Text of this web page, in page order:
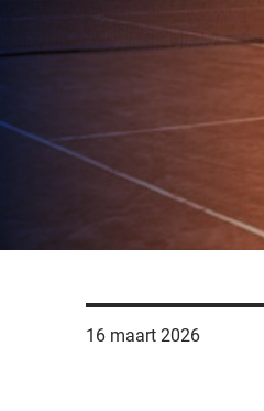
16 maart 2026